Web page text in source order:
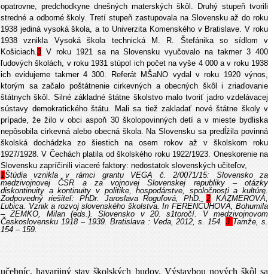
opatrovne, predchodkyne dnešných materských škôl. Druhý stupeň tvorili
stredné a odborné školy. Tretí stupeň zastupovala na Slovensku až do roku
1938 jediná vysoká škola, a to Univerzita Komenského v Bratislave. V roku
1938 vznikla Vysoká škola technická M. R. Štefánika so sídlom v
Košiciach.3 V roku 1921 sa na Slovensku vyučovalo na takmer 3 400
ľudových školách, v roku 1931 stúpol ich počet na vyše 4 000 a v roku 1938
ich evidujeme takmer 4 300. Referát MŠaNO vydal v roku 1920 výnos,
ktorým sa začalo poštátnenie cirkevných a obecných škôl i zriaďovanie
štátnych škôl. Silné základné štátne školstvo malo tvoriť jadro vzdelávacej
sústavy demokratického štátu. Mali sa tiež zakladať nové štátne školy v
prípade, že žilo v obci aspoň 30 školopovinných detí a v mieste bydliska
nepôsobila cirkevná alebo obecná škola. Na Slovensku sa predĺžila povinná
školská dochádzka zo šiestich na osem rokov až v školskom roku
1927/1928. V Čechách platila od školského roku 1922/1923. Oneskorenie na
Slovensku zapríčinili viaceré faktory: nedostatok slovenských učiteľov,
1Štúdia vznikla v rámci grantu VEGA č. 2/0071/15: Slovensko za
medzivojnovej ČSR a za vojnovej Slovenskej republiky – otázky
diskontinuity a kontinuity v politike, hospodárstve, spoločnosti a kultúre.
Zodpovedný riešiteľ: PhDr. Jaroslava Roguľová, PhD.2 KÁZMEROVÁ,
Ľubica. Vznik a rozvoj slovenského školstva. In FERENČUHOVÁ, Bohumila
– ZEMKO, Milan (eds.). Slovensko v 20. s1toročí. V medzivojnovom
Československu 1918 – 1939. Bratislava : Veda, 2012, s. 154.3 Tamže, s.
154 – 159.
učebníc, havarijný stav školských budov. Výstavbou nových škôl sa